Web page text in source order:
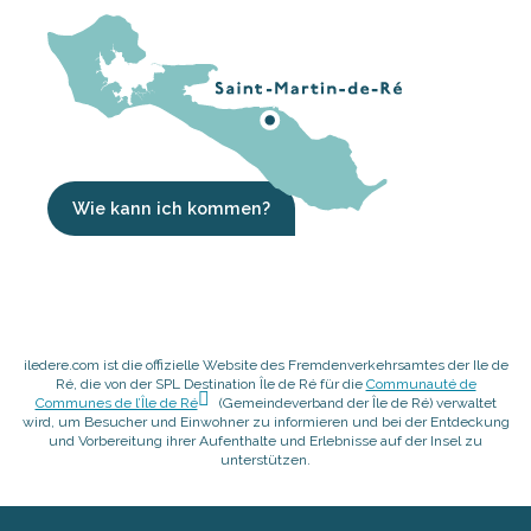
Wie kann ich kommen?
iledere.com ist die offizielle Website des Fremdenverkehrsamtes der Ile de
Ré, die von der SPL Destination Île de Ré für die Communauté de
Communes de l’Île de Ré
(Gemeindeverband der Île de Ré) verwaltet
wird, um Besucher und Einwohner zu informieren und bei der Entdeckung
und Vorbereitung ihrer Aufenthalte und Erlebnisse auf der Insel zu
unterstützen.